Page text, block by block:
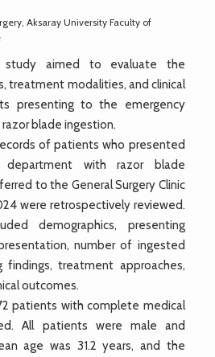
Aksaray University Faculty of
study aimed to evaluate the
treatment modalities, and clinical
presenting to the emergency
blade ingestion.
of patients who presented
with razor blade
to the General Surgery Clinic
were retrospectively reviewed.
demographics, presenting
number of ingested
findings, treatment approaches,
outcomes.
patients with complete medical
All patients were male and
age was 31.2 years, and the